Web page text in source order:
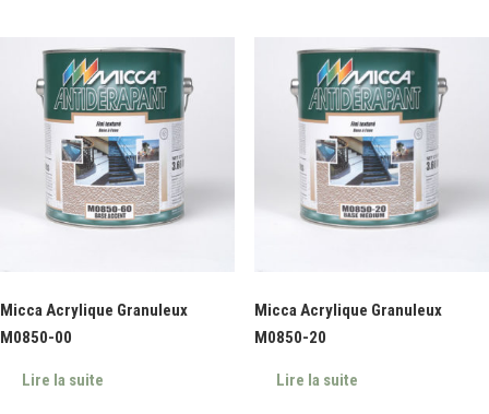
Micca Acrylique Granuleux
M0850-00
Lire la suite
Micca Acrylique Granuleux
M0850-20
Lire la suite